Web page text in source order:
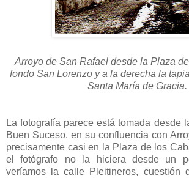
Arroyo de San Rafael desde la Plaza
fondo San Lorenzo y a la derecha la
Santa María de Gracia.
La fotografía parece está tomada desde
Buen Suceso, en su confluencia con
precisamente casi en la Plaza de los
el fotógrafo no la hiciera desde un
veríamos la calle Pleitineros, cuestión